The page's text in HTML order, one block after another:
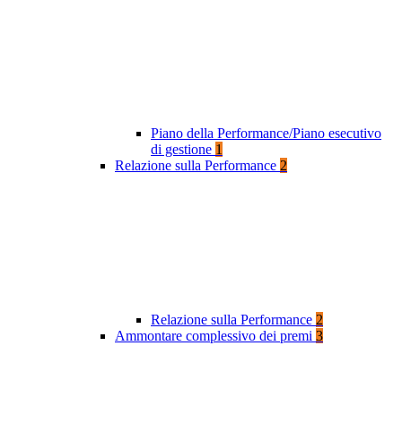
Piano della Performance/Piano esecutivo
di gestione 1
Relazione sulla Performance 2
Relazione sulla Performance 2
Ammontare complessivo dei premi 3